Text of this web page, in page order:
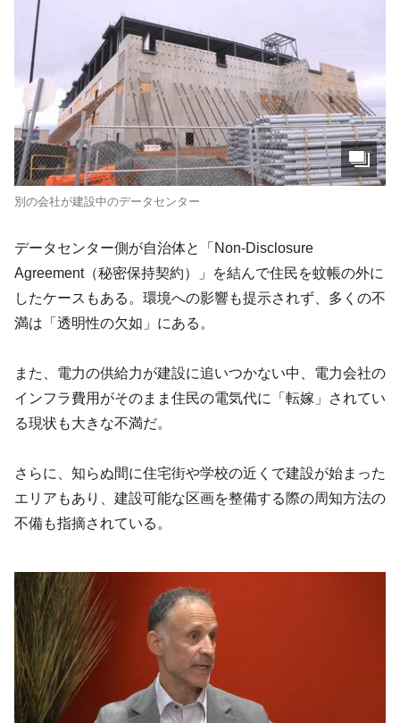
別の会社が建設中のデータセンター
データセンター側が自治体と「Non-Disclosure
Agreement（秘密保持契約）」を結んで住民を蚊帳の外に
したケースもある。環境への影響も提示されず、多くの不
満は「透明性の欠如」にある。
また、電力の供給力が建設に追いつかない中、電力会社の
インフラ費用がそのまま住民の電気代に「転嫁」されてい
る現状も大きな不満だ。
さらに、知らぬ間に住宅街や学校の近くで建設が始まった
エリアもあり、建設可能な区画を整備する際の周知方法の
不備も指摘されている。